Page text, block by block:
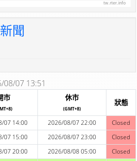
tw.rter.info
聞
08/07 13:51
市 休市
(GMT+8)
狀態
07 14:00 2026/08/07 22:00
Closed
07 15:00 2026/08/07 23:00
Closed
07 20:00 2026/08/08 05:00
Closed